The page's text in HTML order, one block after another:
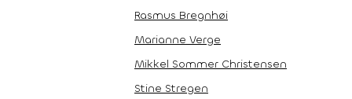
Rasmus Bregnhøi
Marianne Verge
Mikkel Sommer Christensen
Stine Stregen